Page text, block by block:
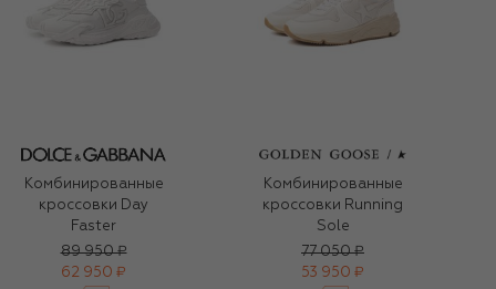
Комбинированные
кроссовки Day
Faster
89 950 ₽
62 950 ₽
Комбинированные
кроссовки Running
Sole
77 050 ₽
53 950 ₽